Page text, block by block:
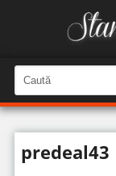
a
u
t
C
a
u
î
n
predeal43